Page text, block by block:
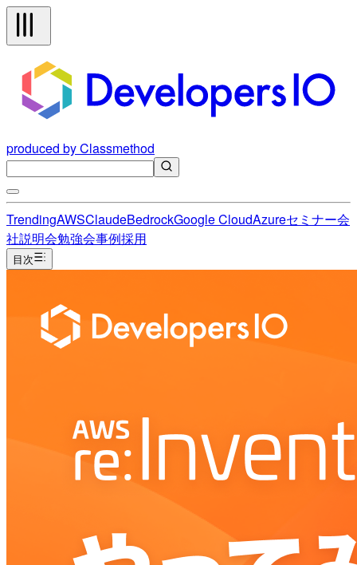
produced by Classmethod
TrendingAWSClaudeBedrockGoogle CloudAzureセミナー会
社説明会勉強会事例採用
目次